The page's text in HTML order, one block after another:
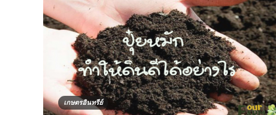
เกษตรอินทรีย์